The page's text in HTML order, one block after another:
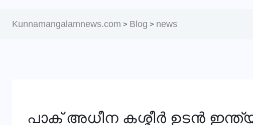
Kunnamangalamnews.com > Blog > news
പാക് അധീന കശ്മീര്‍ ഉടൻ